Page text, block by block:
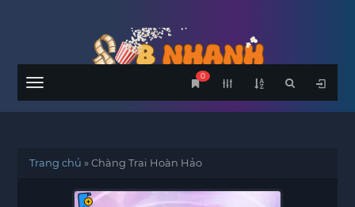
Menu
0
Trang chủ »Chàng Trai Hoàn Hảo